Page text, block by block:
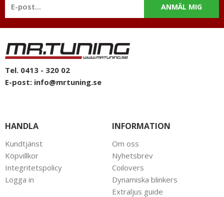
ANMÄL MIG
Tel. 0413 - 320 02
E-post: info@mrtuning.se
HANDLA
Kundtjänst
Köpvillkor
Integritetspolicy
Logga in
INFORMATION
Om oss
Nyhetsbrev
Coilovers
Dynamiska blinkers
Extraljus guide